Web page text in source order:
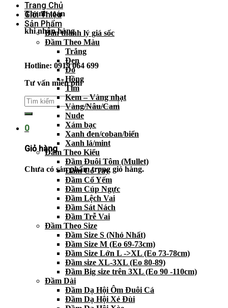
Thanh toán
khi nhận hàng
Hotline: 0919 064 699
Tư vấn miễn phí
0
Giỏ hàng
Chưa có sản phẩm trong giỏ hàng.
Trang Chủ
Giới Thiệu
Sản Phẩm
Bán thanh lý giá sốc
Đầm Theo Màu
Trắng
Đen
Đỏ
Hồng
Tím
Kem – Vàng nhạt
Vàng/Nâu/Cam
Nude
Xám bạc
Xanh đen/coban/biển
Xanh lá/mint
Đầm Theo Kiểu
Đầm Đuôi Tôm (Mullet)
Đầm Có Tay
Đầm Cổ Yếm
Đầm Cúp Ngực
Đầm Lệch Vai
Đầm Sát Nách
Đầm Trễ Vai
Đầm Theo Size
Đầm Size S (Nhỏ Nhất)
Đầm Size M (Eo 69-73cm)
Đầm Size Lớn L ->XL (Eo 73-78cm)
Đầm size XL-3XL (Eo 80-89)
Đầm Big size trên 3XL (Eo 90 -110cm)
Đầm Dài
Đầm Dạ Hội Ôm Đuôi Cá
Đầm Dạ Hội Xẻ Đùi